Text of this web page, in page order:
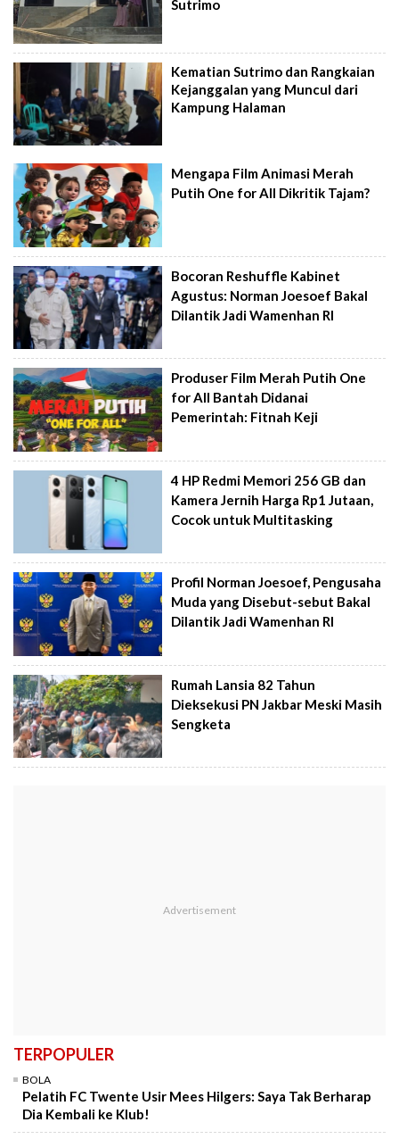
Sutrimo
Kematian Sutrimo dan Rangkaian
Kejanggalan yang Muncul dari
Kampung Halaman
Mengapa Film Animasi Merah
Putih One for All Dikritik Tajam?
Bocoran Reshuffle Kabinet
Agustus: Norman Joesoef Bakal
Dilantik Jadi Wamenhan RI
Produser Film Merah Putih One
for All Bantah Didanai
Pemerintah: Fitnah Keji
4 HP Redmi Memori 256 GB dan
Kamera Jernih Harga Rp1 Jutaan,
Cocok untuk Multitasking
Profil Norman Joesoef, Pengusaha
Muda yang Disebut-sebut Bakal
Dilantik Jadi Wamenhan RI
Rumah Lansia 82 Tahun
Dieksekusi PN Jakbar Meski Masih
Sengketa
TERPOPULER
BOLA
Pelatih FC Twente Usir Mees Hilgers: Saya Tak Berharap
Dia Kembali ke Klub!